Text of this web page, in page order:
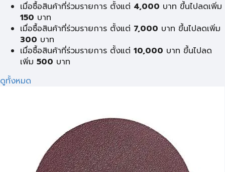
เมื่อซื้อสินค้าที่ร่วมรายการ ตั้งแต่ 4,000 บาท ขึ้นไปลดเพิ่ม
150 บาท
เมื่อซื้อสินค้าที่ร่วมรายการ ตั้งแต่ 7,000 บาท ขึ้นไปลดเพิ่ม
300 บาท
เมื่อซื้อสินค้าที่ร่วมรายการ ตั้งแต่ 10,000 บาท ขึ้นไปลด
เพิ่ม 500 บาท
ดูทั้งหมด